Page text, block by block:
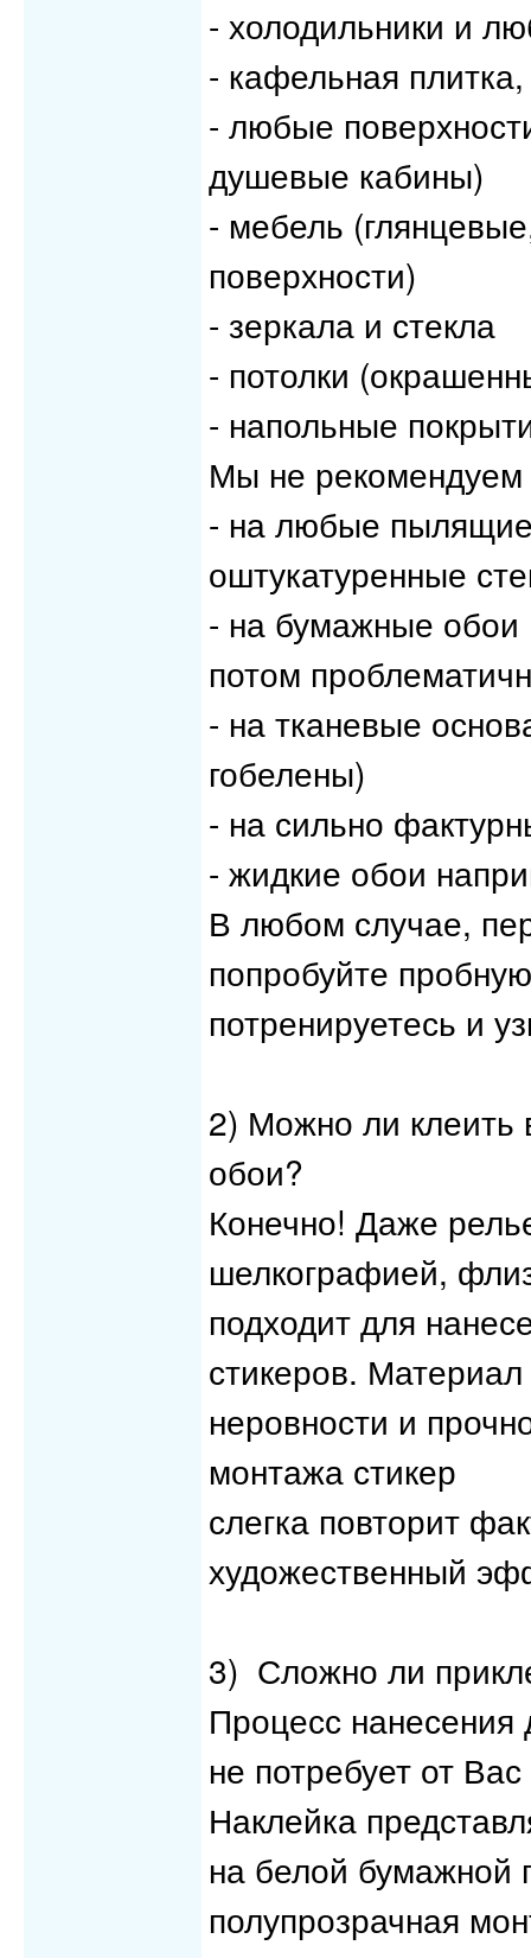
- холодильники и
- кафельная
- любые
душевые кабины)
- мебель
поверхности)
- зеркала и стекла
- потолки
- напольные
Мы не рекомендуем
- на любые
оштукатуренные
- на бумажные обои
потом
- на тканевые
гобелены)
- на сильно
- жидкие обои
В любом случае,
попробуйте
потренируетесь и
2) Можно ли клеить
обои?
Конечно! Даже
шелкографией,
подходит для
стикеров.
неровности и
монтажа стикер
слегка повторит
художественный
3) Сложно ли
Процесс нанесения
не потребует от
Наклейка
на белой бумажной
полупрозрачная